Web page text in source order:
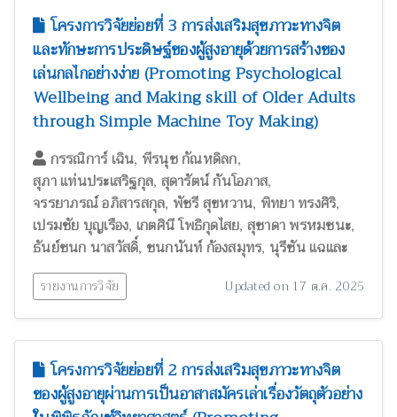
โครงการวิจัยย่อยที่ 3 การส่งเสริมสุขภาวะทางจิต
และทักษะการประดิษฐ์ของผู้สูงอายุด้วยการสร้างของ
เล่นกลไกอย่างง่าย (Promoting Psychological
Wellbeing and Making skill of Older Adults
through Simple Machine Toy Making)
กรรณิการ์ เฉิน, พีรนุช กัณหดิลก,
สุภา แท่นประเสริฐกุล, สุดารัตน์ กันโอภาส,
จรรยาภรณ์ อภิสารสกุล, พัชรี สุขหวาน, พิทยา ทรงศิริ,
เปรมชัย บุญเรือง, เกตศินี โพธิกุดไสย, สุชาดา พรหมชนะ,
ธันย์ชนก นาสวัสดิ์, ชนกนันท์ ก้องสมุทร, นุรีซัน แฉและ
รายงานการวิจัย Updated on 17 ต.ค. 2025
โครงการวิจัยย่อยที่ 2 การส่งเสริมสุขภาวะทางจิต
ของผู้สูงอายุผ่านการเป็นอาสาสมัครเล่าเรื่องวัตถุตัวอย่าง